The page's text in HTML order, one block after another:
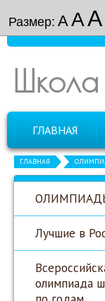
Размер: ААА
ГЛАВНАЯ
ГЛАВНАЯ
Лучшие в
олимпиада